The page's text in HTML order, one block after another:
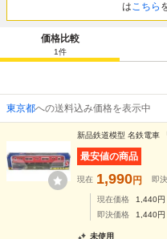
はこちら
価格比較
1件
東京都への送料込み価格を表示中
新品鉄道模型 名鉄電車
最安値の商品
現在 1,990円 即決
現在価格 1,440円
即決価格
1,440円
未使用